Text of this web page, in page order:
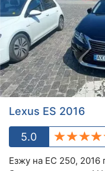
Lexus ES 2016
5.0
Езжу на ЕС 250, 2016